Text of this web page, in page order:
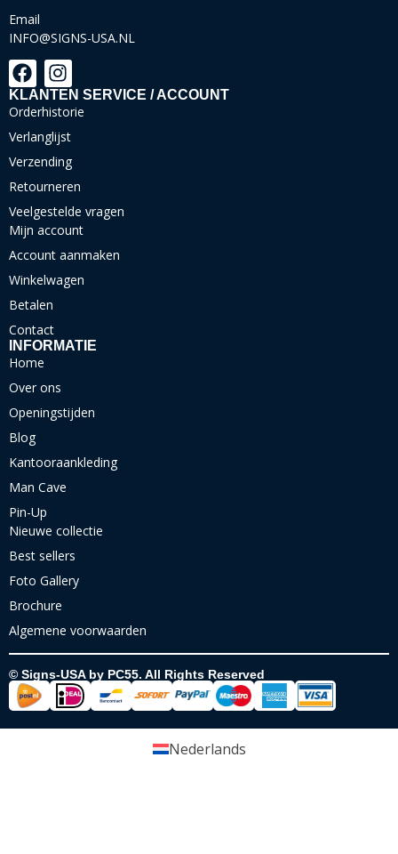
Email
INFO@SIGNS-USA.NL
KLANTEN SERVICE / ACCOUNT
Orderhistorie
Verlanglijst
Verzending
Retourneren
Veelgestelde vragen
Mijn account
Account aanmaken
Winkelwagen
Betalen
Contact
INFORMATIE
Home
Over ons
Openingstijden
Blog
Kantooraankleding
Man Cave
Pin-Up
Nieuwe collectie
Best sellers
Foto Gallery
Brochure
Algemene voorwaarden
© Signs-USA by PC55. All Rights Reserved
Nederlands